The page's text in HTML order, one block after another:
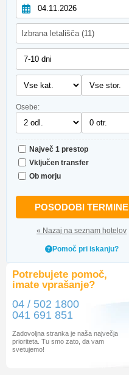
Izbrana letališča (11)
Osebe:
Največ 1 prestop
Vključen transfer
Ob morju
POSODOBI TERMINE
« Nazaj na seznam hotelov
Pomoč pri iskanju?
Potrebujete pomoč,
imate vprašanje?
04 / 502 1800
041 691 851
Zadovoljna stranka je naša največja
prioriteta. Tu smo zato, da vam
svetujemo!